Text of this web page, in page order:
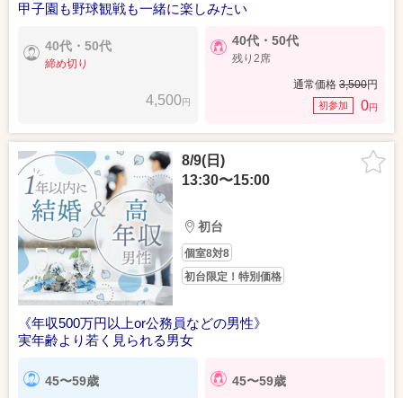
甲子園も野球観戦も一緒に楽しみたい
40代・50代
締め切り
4,500円
40代・50代
残り2席
通常価格 3,500円
初参加 0円
8/9(日)
13:30〜15:00
初台
個室8対8
初台限定！特別価格
《年収500万円以上or公務員などの男性》
実年齢より若く見られる男女
45〜59歳 45〜59歳